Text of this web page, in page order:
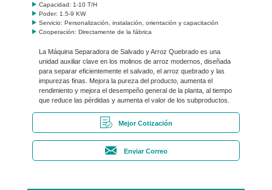
Capacidad: 1-10 T/H
Poder: 1.5-9 KW
Servicio: Personalización, instalación, orientación y capacitación
Cooperación: Directamente de la fábrica
La Máquina Separadora de Salvado y Arroz Quebrado es una
unidad auxiliar clave en los molinos de arroz modernos, diseñada
para separar eficientemente el salvado, el arroz quebrado y las
impurezas finas. Mejora la pureza del producto, aumenta el
rendimiento y mejora el desempeño general de la planta, al tiempo
que reduce las pérdidas y aumenta el valor de los subproductos.
Mejor Cotización
Enviar Correo